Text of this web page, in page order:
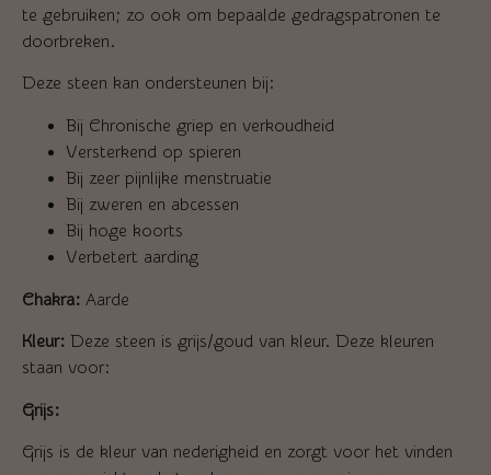
te gebruiken; zo ook om bepaalde gedragspatronen te
doorbreken.
Deze steen kan ondersteunen bij:
Bij Chronische griep en verkoudheid
Versterkend op spieren
Bij zeer pijnlijke menstruatie
Bij zweren en abcessen
Bij hoge koorts
Verbetert aarding
Chakra: Aarde
Kleur: Deze steen is grijs/goud van kleur. Deze kleuren
staan voor:
Grijs:
Grijs is de kleur van nederigheid en zorgt voor het vinden